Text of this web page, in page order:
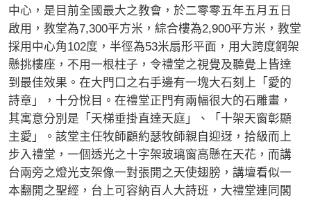
中心，是目前全國最大之教會，於二零零五年五月五日
啟用，教堂為7,300平方米，綜合樓為2,900平方米，教堂
採用中心角102度，半徑為53米扇形平面，用大跨度鋼架
懸挑樓座，不用一根柱子，令禮堂之視覺及聽覺上皆達
到最佳效果。在大門口之右手邊有一塊大石刻上「愛的
詩章」，十分悅目。在禮堂正門有兩幅很大的石雕畫，
其寓意分別是「天梯垂掛直達天庭」、「十架天窗彰顯
主愛」。該堂主任牧師顧約瑟牧師親自迎迓，拾級而上
步入禮堂，一個透光之十字架玻璃窗高懸在天花，而講
台兩旁之燈光支架像一對張開之天使翅膀，講壇看似一
本翻開之聖經，台上可容納百人大詩班，大禮堂連同閣